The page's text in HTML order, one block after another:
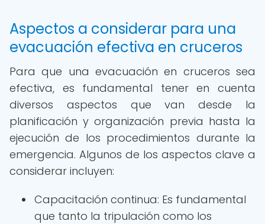
Aspectos a considerar para una
evacuación efectiva en cruceros
Para que una evacuación en cruceros sea
efectiva, es fundamental tener en cuenta
diversos aspectos que van desde la
planificación y organización previa hasta la
ejecución de los procedimientos durante la
emergencia. Algunos de los aspectos clave a
considerar incluyen:
Capacitación continua: Es fundamental
que tanto la tripulación como los